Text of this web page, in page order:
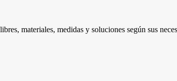
materiales, medidas y soluciones según sus